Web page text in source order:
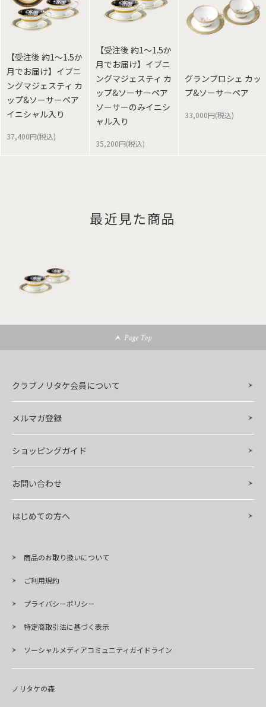
【受注後 約1～1.5か
月でお届け】イブニ
ングマジェスティ カ
ップ&ソーサーペア
イニシャル入り
37,400円(税込)
【受注後 約1～1.5か
月でお届け】イブニ
ングマジェスティ カ
ップ&ソーサーペア
ソーサーのみイニシ
ャル入り
35,200円(税込)
グランブロシェ カッ
プ&ソーサーペア
33,000円(税込)
最近見た商品
Page Top
クラブノリタケ会員について
メルマガ登録
ショッピングガイド
お問い合わせ
はじめての方へ
商品のお取り扱いについて
ご利用規約
プライバシーポリシー
特定商取引法に基づく表示
ソーシャルメディアコミュニティガイドライン
ノリタケの森